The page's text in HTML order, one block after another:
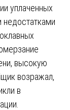
уплаченных
высокую
возражал,
в